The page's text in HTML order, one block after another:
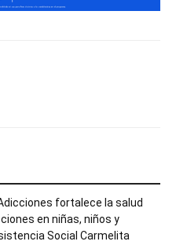
fortalece la salud
en niñas, niños y
Social Carmelita